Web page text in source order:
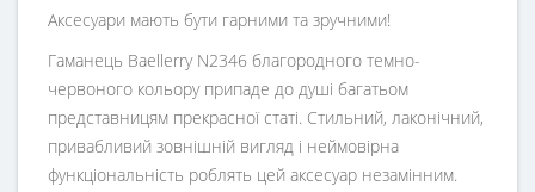
Аксесуари мають бути гарними та зручними!
Гаманець Baellerry N2346 благородного темно-
червоного кольору припаде до душі багатьом
представницям прекрасної статі. Стильний, лаконічний,
привабливий зовнішній вигляд і неймовірна
функціональність роблять цей аксесуар незамінним.